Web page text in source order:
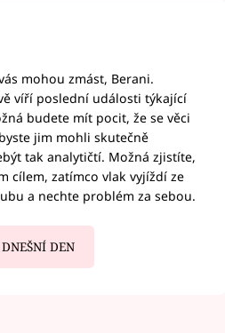
mohou zmást, Berani.
víří poslední události týkající
budete mít pocit, že se věci
jim mohli skutečně
tak analytičtí. Možná zjistíte,
cílem, zatímco vlak vyjíždí ze
a nechte problém za sebou.
DEN